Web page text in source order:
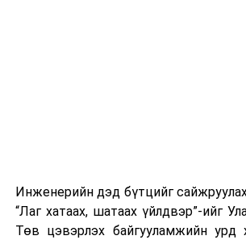
өдөр тутмын ажлын бэлэн
практик ур чадварыг сургалтын
Инженерийн дэд бүтцийг
“Лаг хатаах, шатаах үйлдвэр”-ийг
Төв цэвэрлэх байгууламжийн урд